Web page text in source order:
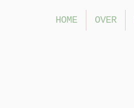
HOME OVER